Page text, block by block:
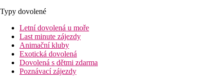
Typy dovolené
Letní dovolená u moře
Last minute zájezdy
Animační kluby
Exotická dovolená
Dovolená s dětmi zdarma
Poznávací zájezdy